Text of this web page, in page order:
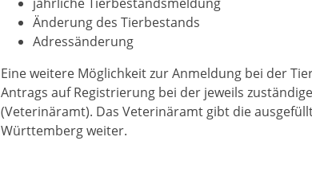
Änderung des Tierbestands
Adressänderung
Eine weitere Möglichkeit zur Anmeldung bei der
Antrags auf Registrierung bei der jeweils
(Veterinäramt). Das Veterinäramt gibt die
Württemberg weiter.